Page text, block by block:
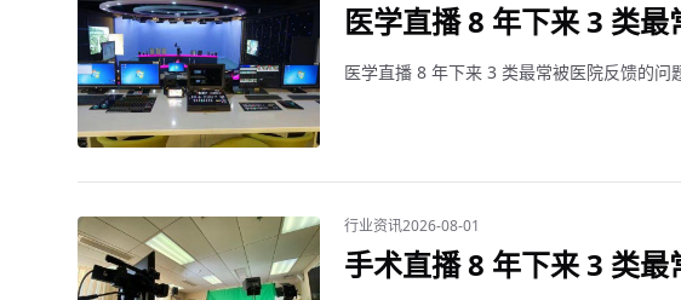
医学直播 8 年下来 3 类
医学直播 8 年下来 3 类最常被医院反馈的问
行业资讯2026-08-01
手术直播 8 年下来 3 类